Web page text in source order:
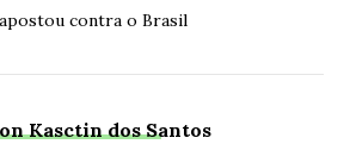
contra o Brasil
Kasctin dos Santos